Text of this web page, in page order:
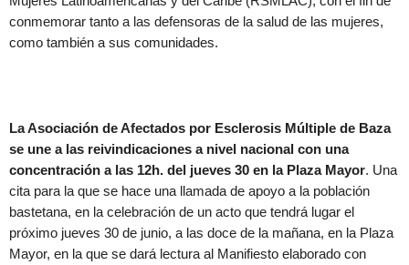
conmemorar tanto a las defensoras de la salud de las mujeres,
como también a sus comunidades.
La Asociación de Afectados por Esclerosis Múltiple de Baza
se une a las reivindicaciones a nivel nacional con una
concentración a las 12h. del jueves 30 en la Plaza Mayor. Una
cita para la que se hace una llamada de apoyo a la población
bastetana, en la celebración de un acto que tendrá lugar el
próximo jueves 30 de junio, a las doce de la mañana, en la Plaza
Mayor, en la que se dará lectura al Manifiesto elaborado con